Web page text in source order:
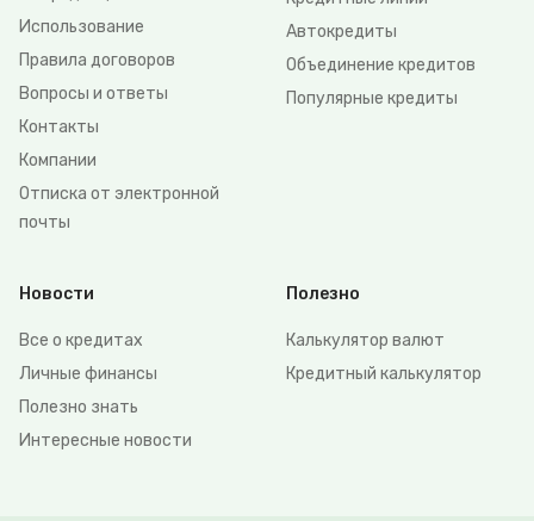
Использование
Правила договоров
Вопросы и ответы
Контакты
Компании
Отписка от электронной
почты
Автокредиты
Объединение кредитов
Популярные кредиты
Новости
Все о кредитах
Личные финансы
Полезно знать
Интересные новости
Полезно
Калькулятор валют
Кредитный калькулятор